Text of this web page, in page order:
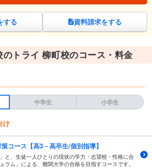
する 資料請求をする
トライ 柳町校のコース・料金
中学生 小学生
け
コース【高3－高卒生/個別指導】
と、生徒一人ひとりの現状の学力・志望校・性格に合
ラム」による、難関大学の合格を目指すコースです。